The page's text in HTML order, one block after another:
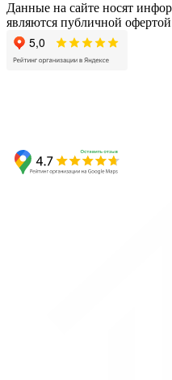
Данные на сайте носят
являются публичной офертой